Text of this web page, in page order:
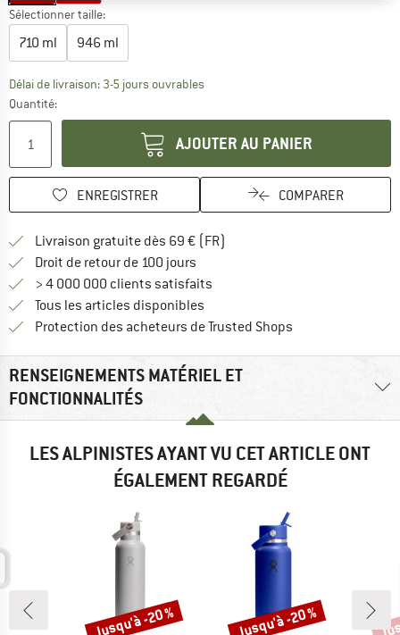
Sélectionner taille:
710 ml 946 ml
Délai de livraison: 3-5 jours ouvrablesLe lien s'ouvre dans une boîte
Quantité:
AJOUTER AU PANIER
ENREGISTRER COMPARER
Livraison gratuite dès 69 € (FR)
Droit de retour de 100 jours
> 4 000 000 clients satisfaits
Tous les articles disponibles
Protection des acheteurs de Trusted Shops
RENSEIGNEMENTS MATÉRIEL ET
FONCTIONNALITÉS
LES ALPINISTES AYANT VU CET ARTICLE ONT
ÉGALEMENT REGARDÉ
Remise
Jusqu'à -20 % Remise
Jusqu'à -20 %